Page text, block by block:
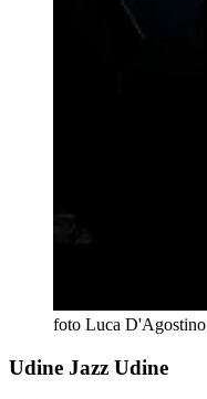
foto Luca D'Agostino
Udine Jazz Udine